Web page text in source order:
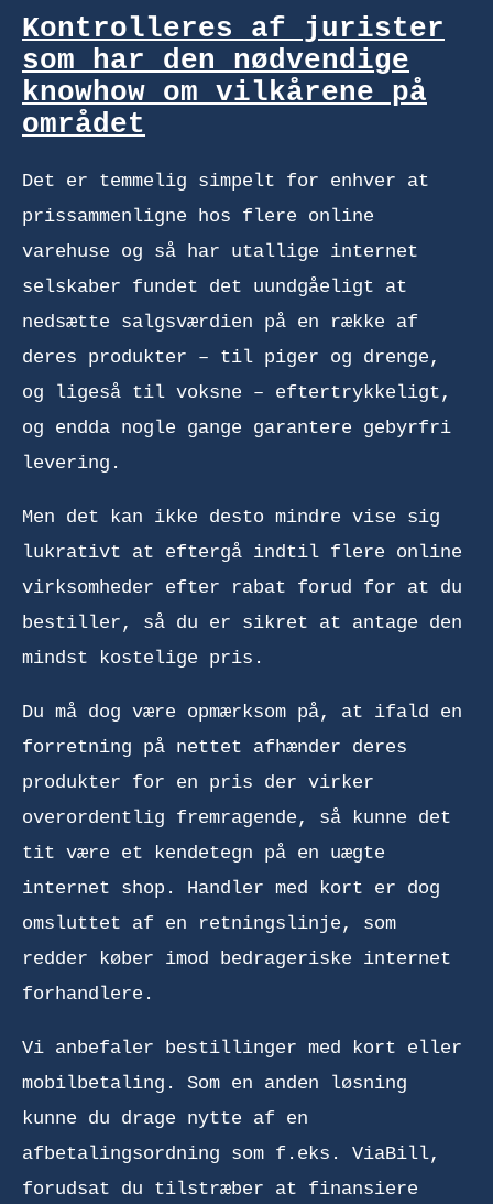
Kontrolleres af jurister
som har den nødvendige
knowhow om vilkårene på
området
Det er temmelig simpelt for enhver at
prissammenligne hos flere online
varehuse og så har utallige internet
selskaber fundet det uundgåeligt at
nedsætte salgsværdien på en række af
deres produkter – til piger og drenge,
og ligeså til voksne – eftertrykkeligt,
og endda nogle gange garantere gebyrfri
levering.
Men det kan ikke desto mindre vise sig
lukrativt at eftergå indtil flere online
virksomheder efter rabat forud for at du
bestiller, så du er sikret at antage den
mindst kostelige pris.
Du må dog være opmærksom på, at ifald en
forretning på nettet afhænder deres
produkter for en pris der virker
overordentlig fremragende, så kunne det
tit være et kendetegn på en uægte
internet shop. Handler med kort er dog
omsluttet af en retningslinje, som
redder køber imod bedrageriske internet
forhandlere.
Vi anbefaler bestillinger med kort eller
mobilbetaling. Som en anden løsning
kunne du drage nytte af en
afbetalingsordning som f.eks. ViaBill,
forudsat du tilstræber at finansiere